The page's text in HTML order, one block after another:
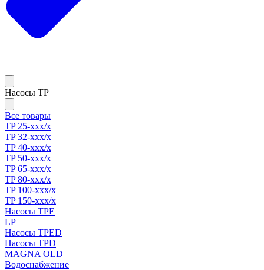
Насосы TP
Все товары
TP 25-xxx/x
TP 32-xxx/x
TP 40-xxx/x
TP 50-xxx/x
TP 65-xxx/x
TP 80-xxx/x
TP 100-xxx/x
TP 150-xxx/x
Насосы TPE
LP
Насосы TPED
Насосы TPD
MAGNA OLD
Водоснабжение